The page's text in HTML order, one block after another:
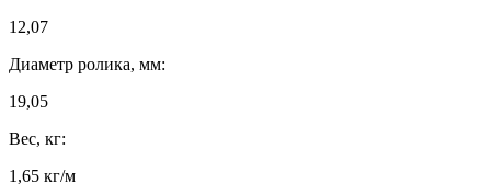
12,07
Диаметр ролика, мм:
19,05
Вес, кг:
1,65 кг/м